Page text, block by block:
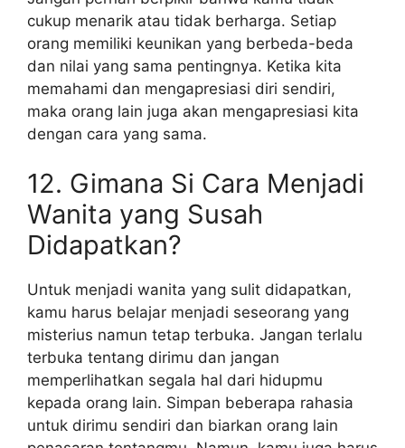
cukup menarik atau tidak berharga. Setiap
orang memiliki keunikan yang berbeda-beda
dan nilai yang sama pentingnya. Ketika kita
memahami dan mengapresiasi diri sendiri,
maka orang lain juga akan mengapresiasi kita
dengan cara yang sama.
12. Gimana Si Cara Menjadi
Wanita yang Susah
Didapatkan?
Untuk menjadi wanita yang sulit didapatkan,
kamu harus belajar menjadi seseorang yang
misterius namun tetap terbuka. Jangan terlalu
terbuka tentang dirimu dan jangan
memperlihatkan segala hal dari hidupmu
kepada orang lain. Simpan beberapa rahasia
untuk dirimu sendiri dan biarkan orang lain